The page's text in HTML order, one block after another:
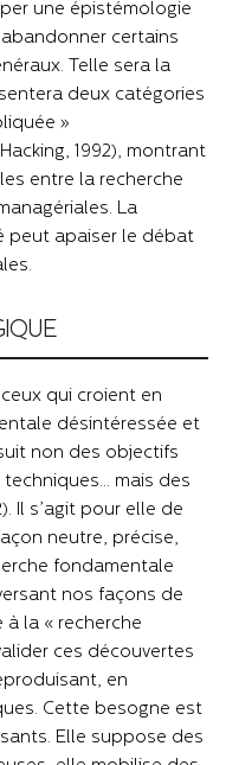
une épistémologie
certains
Telle sera la
deux catégories
»
1992), montrant
entre la recherche
La
peut apaiser le débat
qui croient en
désintéressée et
non des objectifs
mais des
Il s’agit pour elle de
neutre, précise,
fondamentale
nos façons de
à la « recherche
ces découvertes
en
Cette besogne est
Elle suppose des